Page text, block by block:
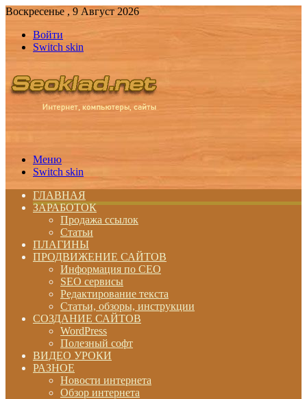
Воскресенье , 9 Август 2026
Войти
Switch skin
Меню
Switch skin
ГЛАВНАЯ
ЗАРАБОТОК
Продажа ссылок
Статьи
ПЛАГИНЫ
ПРОДВИЖЕНИЕ САЙТОВ
Информация по СЕО
SEO сервисы
Редактирование текста
Статьи, обзоры, инструкции
СОЗДАНИЕ САЙТОВ
WordPress
Полезный софт
ВИДЕО УРОКИ
РАЗНОЕ
Новости интернета
Обзор интернета